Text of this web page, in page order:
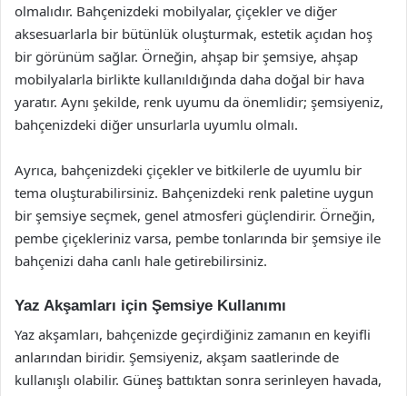
olmalıdır. Bahçenizdeki mobilyalar, çiçekler ve diğer
aksesuarlarla bir bütünlük oluşturmak, estetik açıdan hoş
bir görünüm sağlar. Örneğin, ahşap bir şemsiye, ahşap
mobilyalarla birlikte kullanıldığında daha doğal bir hava
yaratır. Aynı şekilde, renk uyumu da önemlidir; şemsiyeniz,
bahçenizdeki diğer unsurlarla uyumlu olmalı.
Ayrıca, bahçenizdeki çiçekler ve bitkilerle de uyumlu bir
tema oluşturabilirsiniz. Bahçenizdeki renk paletine uygun
bir şemsiye seçmek, genel atmosferi güçlendirir. Örneğin,
pembe çiçekleriniz varsa, pembe tonlarında bir şemsiye ile
bahçenizi daha canlı hale getirebilirsiniz.
Yaz Akşamları için Şemsiye Kullanımı
Yaz akşamları, bahçenizde geçirdiğiniz zamanın en keyifli
anlarından biridir. Şemsiyeniz, akşam saatlerinde de
kullanışlı olabilir. Güneş battıktan sonra serinleyen havada,